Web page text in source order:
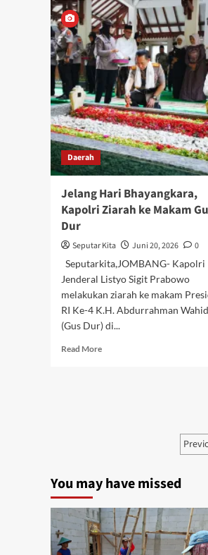
Lepas
Siswa
Kelas
VI,
Penuh
Haru
dan
Apresiasi
Prestasi
Daerah
Jelang Hari Bhayangkara,
Kapolri Ziarah ke Makam
Dur
Seputar Kita Juni 20, 2026
0
Seputarkita,JOMBANG- Kapolri
Jenderal Listyo Sigit Prabowo
melakukan ziarah ke makam
RI Ke-4 K.H. Abdurrahman Wahid
(Gus Dur) di...
Read MoreRead
Gus
You may have missed